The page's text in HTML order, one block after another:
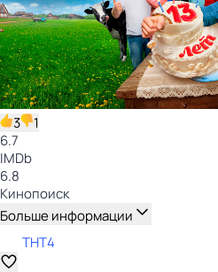
3
1
6.7
IMDb
6.8
Кинопоиск
Больше информации
ТНТ4